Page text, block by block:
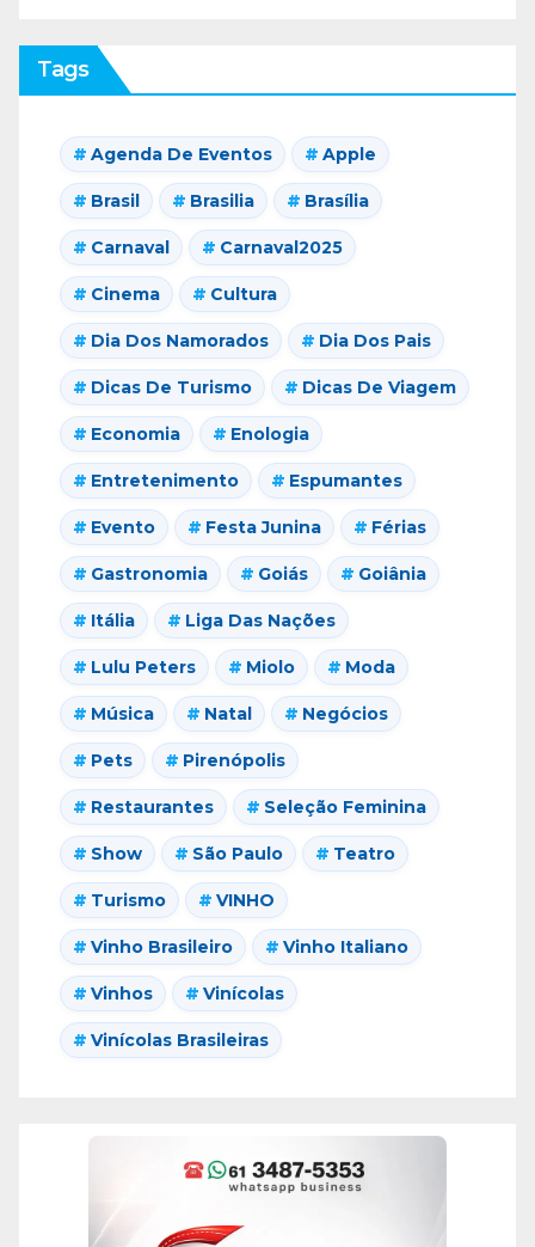
Tags
Agenda De Eventos Apple
Brasil Brasilia Brasília
Carnaval Carnaval2025
Cinema Cultura
Dia Dos Namorados Dia Dos Pais
Dicas De Turismo Dicas De Viagem
Economia Enologia
Entretenimento Espumantes
Evento Festa Junina Férias
Gastronomia Goiás Goiânia
Itália Liga Das Nações
Lulu Peters Miolo Moda
Música Natal Negócios
Pets Pirenópolis
Restaurantes Seleção Feminina
Show São Paulo Teatro
Turismo VINHO
Vinho Brasileiro Vinho Italiano
Vinhos Vinícolas
Vinícolas Brasileiras